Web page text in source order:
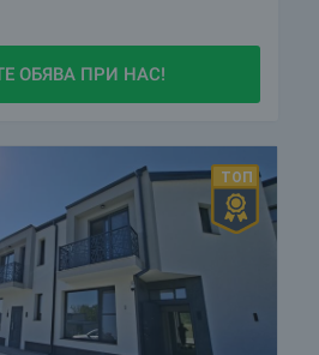
ОБЯВА ПРИ НАС!